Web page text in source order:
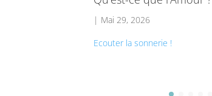
| Mai 29, 2026
Ecouter la sonnerie !